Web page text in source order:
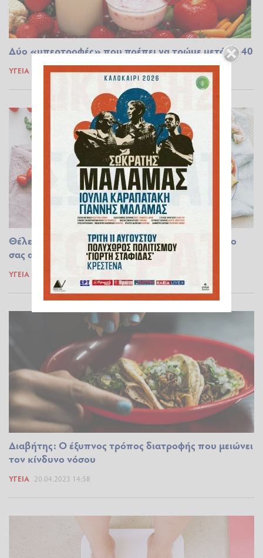
Δύο «υπερτροφές» που πρέπει να τρώμε μετά τα 40
ΥΓΕΊΑ 21.04.2023 22:38
Θέλετε να ζήσετε πολλά χρόνια; Βάλτε στο πιάτο
σας αυτά τα τρόφιμα
ΥΓΕΊΑ
Διαβήτης: Ο έξυπνος τρόπος διατροφής που μειώνει
τον κίνδυνο νόσου
ΥΓΕΊΑ 20.04.2023 14:58